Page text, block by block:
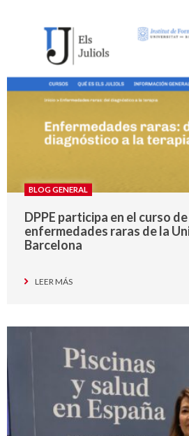
BLOG GENERAL
DPPE participa en el curso
enfermedades raras de la
Barcelona
LEER MÁS